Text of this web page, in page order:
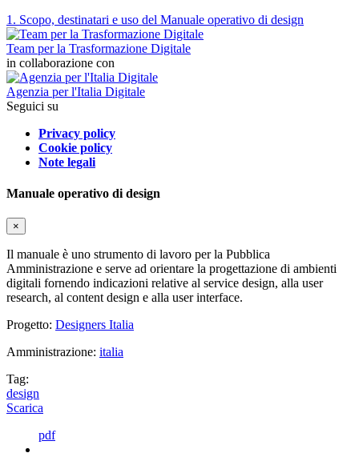
1. Scopo, destinatari e uso del Manuale operativo di design
Team per la Trasformazione Digitale
in collaborazione con
Agenzia per l'Italia Digitale
Seguici su
Privacy policy
Cookie policy
Note legali
Manuale operativo di design
×
Il manuale è uno strumento di lavoro per la Pubblica
Amministrazione e serve ad orientare la progettazione di ambienti
digitali fornendo indicazioni relative al service design, alla user
research, al content design e alla user interface.
Progetto: Designers Italia
Amministrazione: italia
Tag:
design
Scarica
pdf